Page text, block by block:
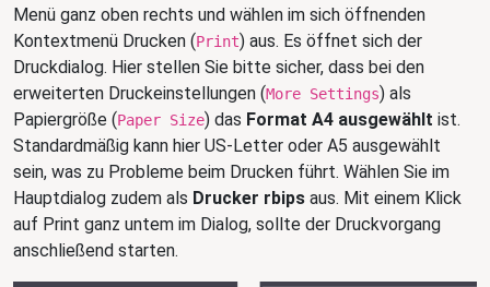
Menü ganz oben rechts und wählen im sich öffnenden
Kontextmenü Drucken (Print) aus. Es öffnet sich der
Druckdialog. Hier stellen Sie bitte sicher, dass bei den
erweiterten Druckeinstellungen (More Settings) als
Papiergröße (Paper Size) das Format A4 ausgewählt ist.
Standardmäßig kann hier US-Letter oder A5 ausgewählt
sein, was zu Probleme beim Drucken führt. Wählen Sie im
Hauptdialog zudem als Drucker rbips aus. Mit einem Klick
auf Print ganz untem im Dialog, sollte der Druckvorgang
anschließend starten.